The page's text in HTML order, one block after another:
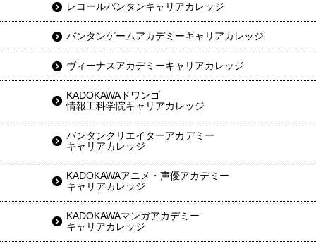
レコールバンタンキャリアカレッジ
バンタンゲームアカデミーキャリアカレッジ
ヴィーナスアカデミーキャリアカレッジ
KADOKAWAドワンゴ
情報工科学院キャリアカレッジ
バンタンクリエイターアカデミー
キャリアカレッジ
KADOKAWAアニメ・声優アカデミー
キャリアカレッジ
KADOKAWAマンガアカデミー
キャリアカレッジ